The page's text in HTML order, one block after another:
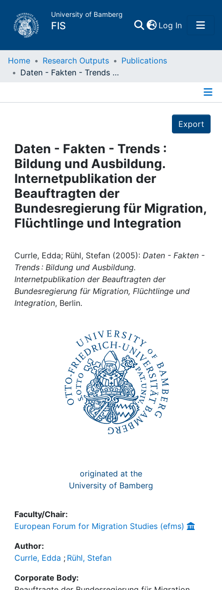
University of Bamberg
FIS Log In(current)
Home
Projects
People
Institutions
Awards
Help
Home Research Outputs
Publications
Daten - Fakten - Trends : Bildung und Ausbildung. Internetpublikation der Beauftragten der Bundesregierung für Migration, Flüchtlinge und Integration
Export
Daten - Fakten - Trends :
Bildung und Ausbildung.
Internetpublikation der
Beauftragten der
Bundesregierung für Migration,
Flüchtlinge und Integration
Currle, Edda; Rühl, Stefan (2005): Daten - Fakten -
Trends : Bildung und Ausbildung.
Internetpublikation der Beauftragten der
Bundesregierung für Migration, Flüchtlinge und
Integration, Berlin.
originated at the
University of Bamberg
Faculty/Chair:
European Forum for Migration Studies (efms)
Author:
Currle, Edda ; Rühl, Stefan
Corporate Body: